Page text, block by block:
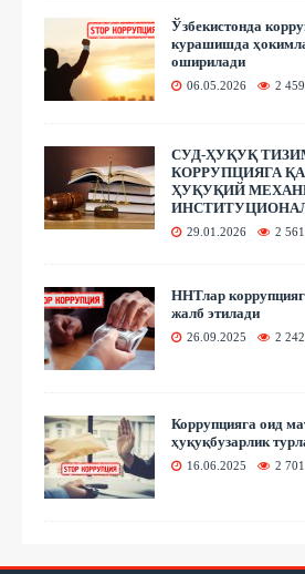
Ўзбекистонда
курашишда
оширилади
06.05.2026 2 459
СУД-ҲУҚУҚ
КОРРУПЦИЯГА
ҲУҚУҚИЙ
29.01.2026 2 561
ННТлар
жалб этилади
26.09.2025 2 242
Коррупцияга оид
ҳуқуқбузарлик
16.06.2025 2 701